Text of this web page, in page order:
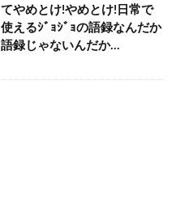
てやめとけ!やめとけ!日常で
使えるｼﾞｮｼﾞｮの語録なんだか
語録じゃないんだか…